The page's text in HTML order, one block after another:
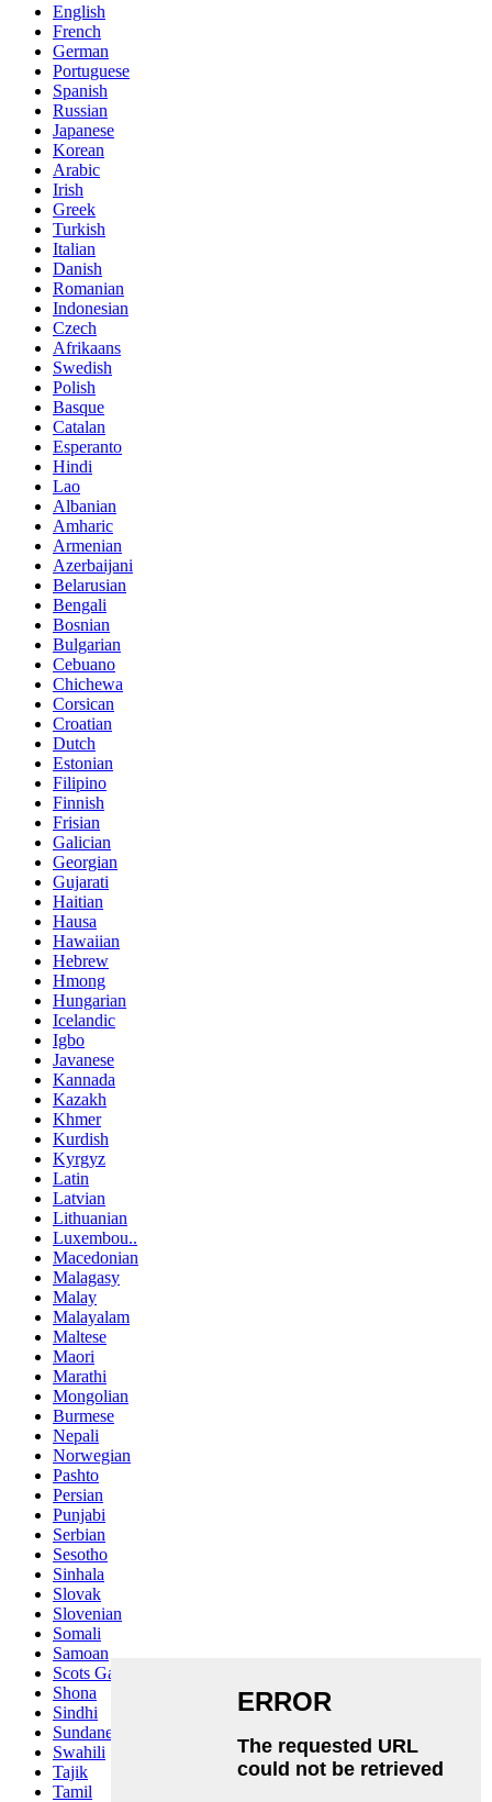
English
French
German
Portuguese
Spanish
Russian
Japanese
Korean
Arabic
Irish
Greek
Turkish
Italian
Danish
Romanian
Indonesian
Czech
Afrikaans
Swedish
Polish
Basque
Catalan
Esperanto
Hindi
Lao
Albanian
Amharic
Armenian
Azerbaijani
Belarusian
Bengali
Bosnian
Bulgarian
Cebuano
Chichewa
Corsican
Croatian
Dutch
Estonian
Filipino
Finnish
Frisian
Galician
Georgian
Gujarati
Haitian
Hausa
Hawaiian
Hebrew
Hmong
Hungarian
Icelandic
Igbo
Javanese
Kannada
Kazakh
Khmer
Kurdish
Kyrgyz
Latin
Latvian
Lithuanian
Luxembou..
Macedonian
Malagasy
Malay
Malayalam
Maltese
Maori
Marathi
Mongolian
Burmese
Nepali
Norwegian
Pashto
Persian
Punjabi
Serbian
Sesotho
Sinhala
Slovak
Slovenian
Somali
Samoan
Scots Gaelic
Shona
Sindhi
Sundanese
Swahili
Tajik
Tamil